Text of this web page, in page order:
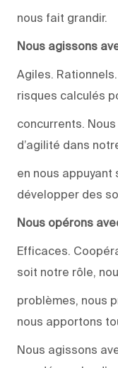
nous fait grandir.
Nous agissons
Agiles.
risques calculés
concurrents.
d’agilité dans
en nous
développer des
Nous opérons
Efficaces.
soit notre rôle,
problèmes, nous
nous apportons
Nous agissons